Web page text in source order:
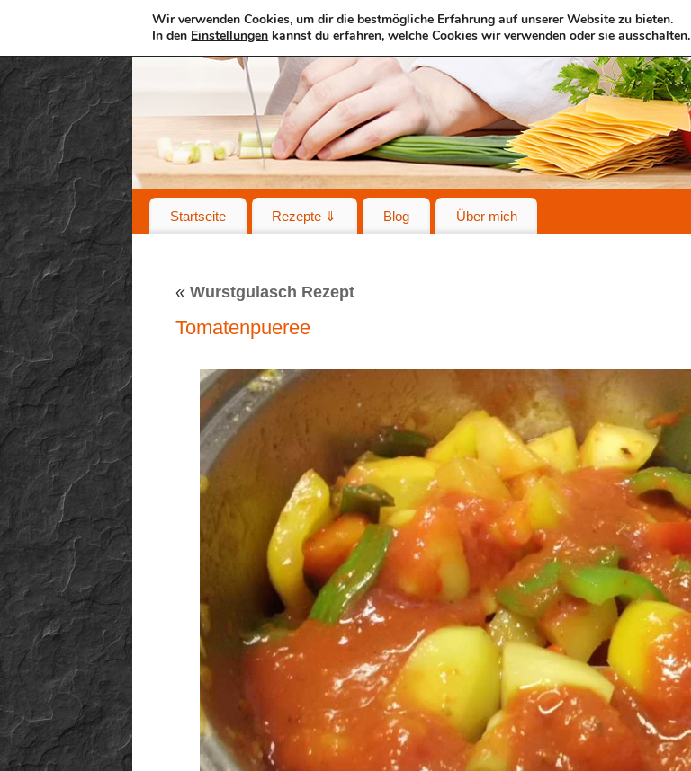
Startseite Rezepte ⇓ Blog Über mich
« Wurstgulasch Rezept
Tomatenpueree
Wir verwenden Cookies, um dir die bestmögliche Erfahrung auf unserer Website zu bieten.
In den Einstellungen kannst du erfahren, welche Cookies wir verwenden oder sie ausschalten.